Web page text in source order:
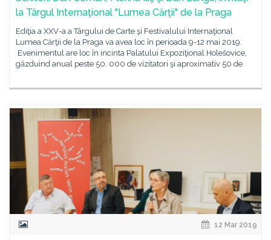
la Târgul Internaţional "Lumea Cărţii" de la Praga
Ediţia a XXV-a a Târgului de Carte şi Festivalului Internaţional
Lumea Cărţii de la Praga va avea loc în perioada 9-12 mai 2019.
Evenimentul are loc în incinta Palatului Expoziţional Holešovice,
găzduind anual peste 50. 000 de vizitatori şi aproximativ 50 de
12 Mar 2019